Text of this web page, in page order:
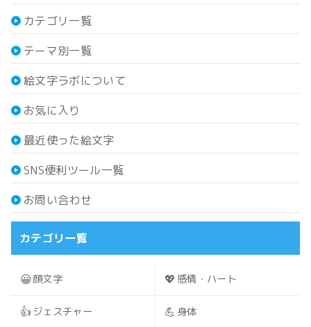
カテゴリ一覧
テーマ別一覧
絵文字ラボについて
お気に入り
最近使った絵文字
SNS便利ツール一覧
お問い合わせ
カテゴリ一覧
😀顔文字 💖 感情・ハート
👍 ジェスチャー 💪 身体